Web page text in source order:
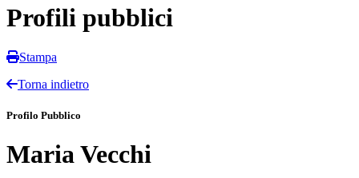
Profili pubblici
Stampa
Torna indietro
Profilo Pubblico
Maria Vecchi